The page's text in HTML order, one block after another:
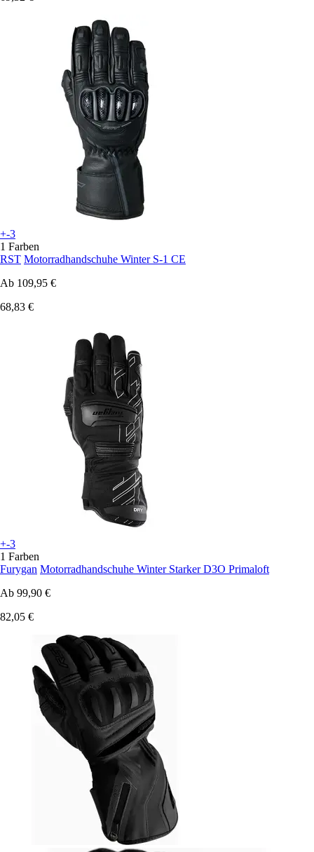
+-3
1 Farben
RST Motorradhandschuhe Winter S-1 CE
Ab 109,95 €
68,83 €
+-3
1 Farben
Furygan Motorradhandschuhe Winter Starker D3O Primaloft
Ab 99,90 €
82,05 €